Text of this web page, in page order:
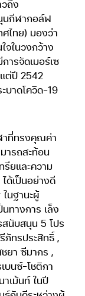
ถึง
นกีฬากอล์ฟ
ศไทย) มองว่า
จในวงกว้าง
ารจัดเมอร์เซ
ต่ปี 2542
บาดโควิด-19
ที่ทรงคุณค่า
ารถสะท้อน
รียและความ
ด้เป็นอย่างดี
นฐานะผู้
ทางการ เล็ง
นับสนุน 5 โปร
ทรประสิทธิ์ ,
ยา ซีมากร ,
บนซ์-โชติกา
เม้นท์ ในปี